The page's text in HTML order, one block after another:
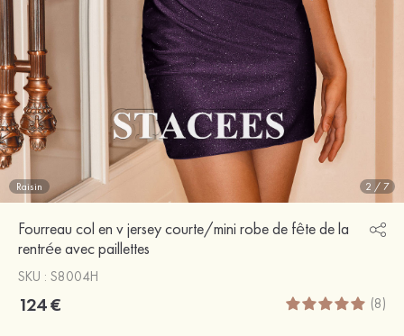
Raisin 2 /7
Fourreau col en v jersey courte/mini robe de fête de la
rentrée avec paillettes
SKU : S8004H
124 € (8)